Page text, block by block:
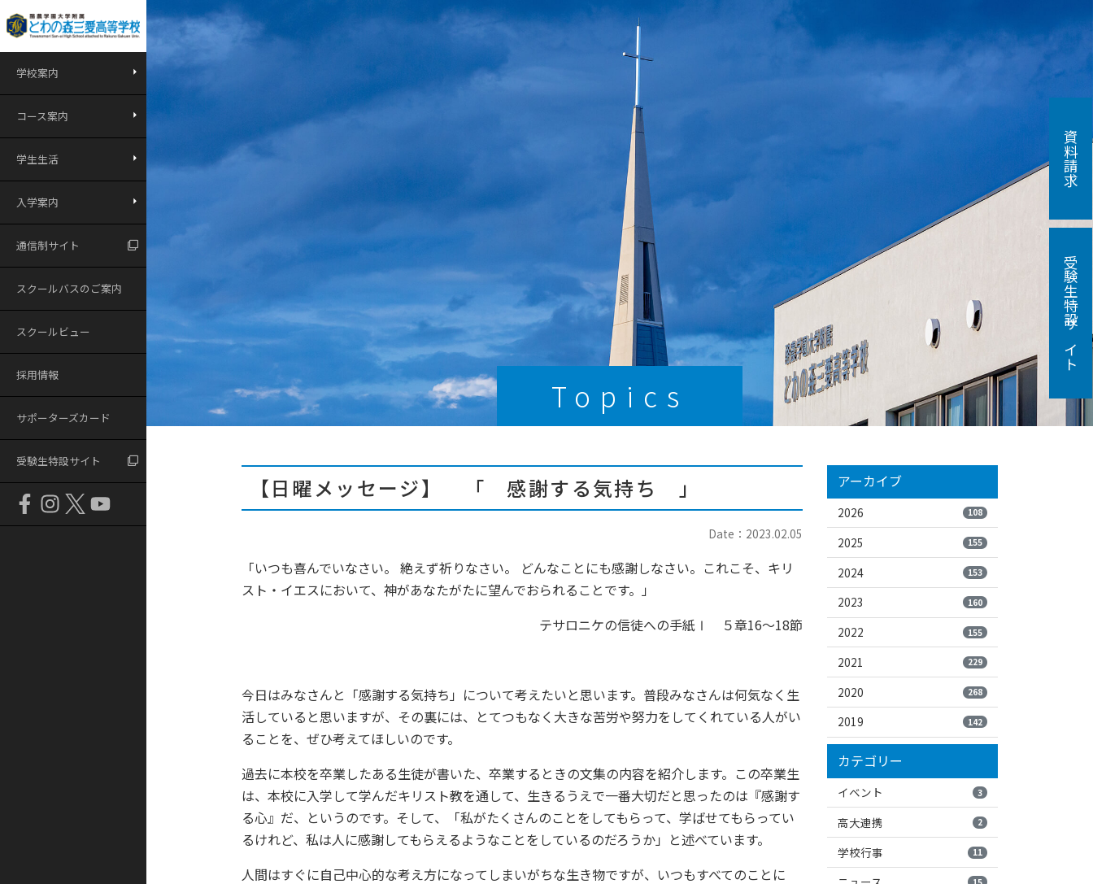
学校案内
コース案内
学生生活
入学案内
通信制サイト
スクールバスのご案内
スクールビュー
採用情報
サポーターズカード
受験生特設サイト
Topics
【日曜メッセージ】 「 感謝する気持ち 」
Date：2023.02.05
「いつも喜んでいなさい。 絶えず祈りなさい。 どんなことにも感謝しなさい。これこそ、キリ
スト・イエスにおいて、神があなたがたに望んでおられることです。」
テサロニケの信徒への手紙Ⅰ ５章16～18節
今日はみなさんと「感謝する気持ち」について考えたいと思います。普段みなさんは何気なく生
活していると思いますが、その裏には、とてつもなく大きな苦労や努力をしてくれている人がい
ることを、ぜひ考えてほしいのです。
過去に本校を卒業したある生徒が書いた、卒業するときの文集の内容を紹介します。この卒業生
は、本校に入学して学んだキリスト教を通して、生きるうえで一番大切だと思ったのは『感謝す
る心』だ、というのです。そして、「私がたくさんのことをしてもらって、学ばせてもらってい
るけれど、私は人に感謝してもらえるようなことをしているのだろうか」と述べています。
人間はすぐに自己中心的な考え方になってしまいがちな生き物ですが、いつもすべてのことに
アーカイブ
2026 108
2025 155
2024 153
2023 160
2022 155
2021 229
2020 268
2019 142
カテゴリー
イベント 3
高大連携 2
学校行事 11
資料請求
受験生特設サイト